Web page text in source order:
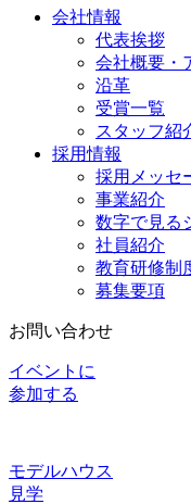
会社情報
代表挨拶
会社概要・
沿革
受賞一覧
スタッフ紹
採用情報
採用メッセ
事業紹介
数字で見る
社員紹介
教育研修制
募集要項
お問い合わせ
イベントに
参加する
モデルハウス
見学